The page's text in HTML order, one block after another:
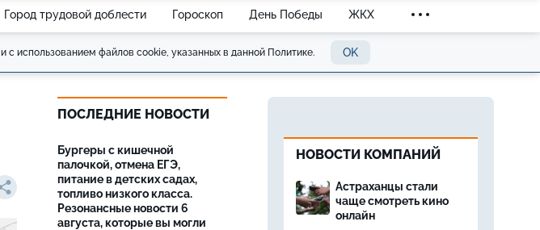
Город трудовой доблести Гороскоп День Победы ЖКХ
и с использованием файлов cookie, указанных в данной Политике. OK
ПОСЛЕДНИЕ НОВОСТИ
Бургеры с кишечной
палочкой, отмена ЕГЭ,
питание в детских садах,
топливо низкого класса.
Резонансные новости 6
августа, которые вы могли
НОВОСТИ КОМПАНИЙ
Астраханцы стали
чаще смотреть кино
онлайн